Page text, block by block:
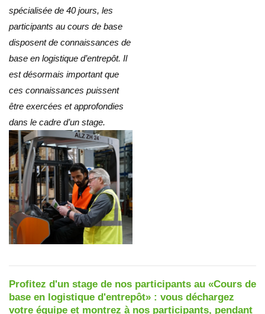
spécialisée de 40 jours, les
participants au cours de base
disposent de connaissances de
base en logistique d’entrepôt. Il
est désormais important que
ces connaissances puissent
être exercées et approfondies
dans le cadre d’un stage.
Profitez d'un stage de nos participants au «Cours de
base en logistique d'entrepôt» : vous déchargez
votre équipe et montrez à nos participants, pendant